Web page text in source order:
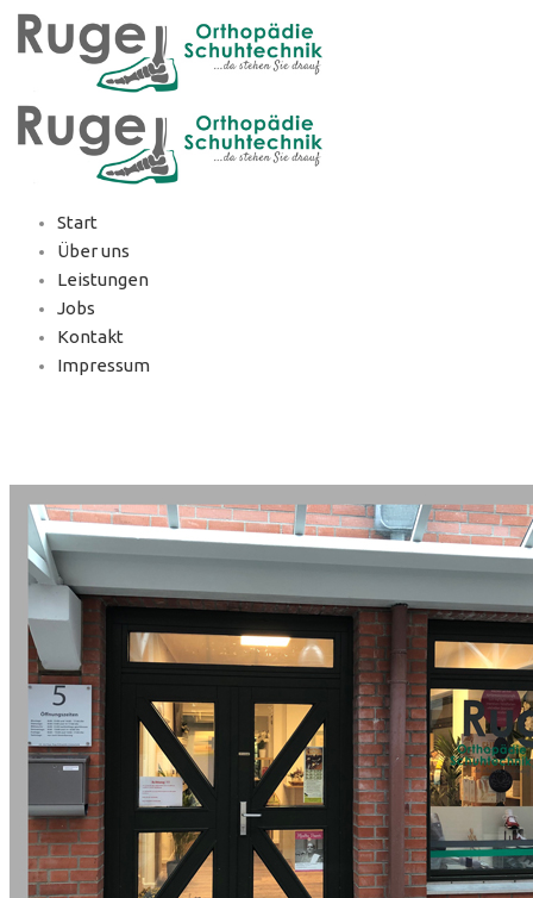
Start
Über uns
Leistungen
Jobs
Kontakt
Impressum